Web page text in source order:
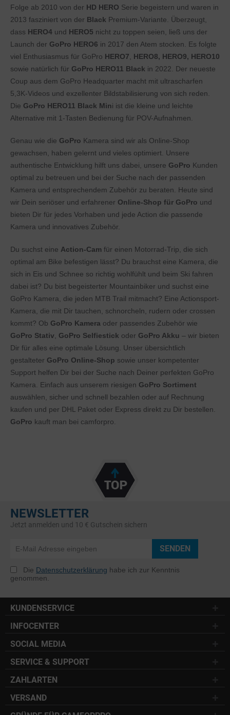
Folge ab 2010 von der HD HERO Serie begeistern und waren in
2013 fasziniert von der Black Premium-Variante. Überzeugt,
dass HERO4 und HERO5 nicht zu toppen seien, ließ uns der
Launch der GoPro HERO6 in 2017 den Atem stocken. Es folgte
viel Enthusiasmus für GoPro HERO7, HERO8, HERO9, HERO10
sowie natürlich für GoPro HERO11 Black in 2022. Der neueste
Coup aus dem GoPro Headquarter macht mit ultrascharfen
5,3K-Videos und exzellenter Bildstabilisierung von sich reden.
Die GoPro HERO11 Black Mini ist die kleine und leichte
Alternative mit 1-Tasten Bedienung für POV-Aufnahmen.
Genau wie die GoPro Kamera sind wir als Online-Shop
gewachsen, haben gelernt und vieles optimiert. Unsere
authentische Entwicklung hilft uns dabei, unsere GoPro Kunden
optimal zu betreuen und bei der Suche nach der passenden
Kamera und entsprechendem Zubehör zu beraten. Heute sind
wir Dein seriöser und erfahrener Online-Shop für GoPro und
bieten Dir für jedes Vorhaben und jede Action die passende
Kamera und innovatives Zubehör.
Du suchst eine Action-Cam für einen Motorrad-Trip, die sich
optimal am Bike befestigen lässt? Du brauchst eine Kamera, die
sich in Eis und Schnee so richtig wohlfühlt und beim Ski fahren
dabei ist? Du bist begeisterter Mountainbiker und suchst eine
GoPro Kamera, die jeden MTB Trail mitmacht? Eine Actionsport-
Kamera, die mit Dir tauchen, schnorcheln, rudern oder crossen
kommt? Ob GoPro Kamera oder passendes Zubehör wie
GoPro Stativ, GoPro Selfiestick oder GoPro Akku – wir bieten
Dir für alles eine optimale Lösung. Unser übersichtlich
gestalteter GoPro Online-Shop sowie unser kompetenter
Support helfen Dir bei der Suche nach Deiner perfekten GoPro
Kamera. Einfach aus unserem riesigen GoPro Sortiment
auswählen, sicher und schnell bezahlen oder auf Rechnung
kaufen und per DHL Paket oder Express direkt zu Dir bestellen.
GoPro kauft man bei camforpro.
NEWSLETTER
Jetzt anmelden und 10 € Gutschein sichern
SENDEN
Die Datenschutzerklärung habe ich zur Kenntnis
genommen.
KUNDENSERVICE
INFOCENTER
SOCIAL MEDIA
SERVICE & SUPPORT
ZAHLARTEN
VERSAND